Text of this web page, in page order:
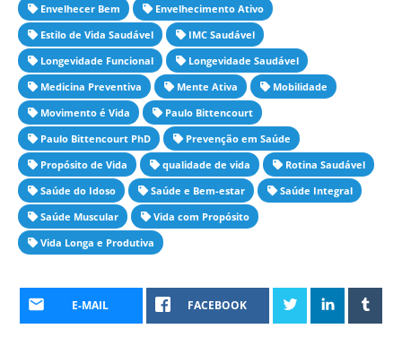
Envelhecer Bem
Envelhecimento Ativo
Estilo de Vida Saudável
IMC Saudável
Longevidade Funcional
Longevidade Saudável
Medicina Preventiva
Mente Ativa
Mobilidade
Movimento é Vida
Paulo Bittencourt
Paulo Bittencourt PhD
Prevenção em Saúde
Propósito de Vida
qualidade de vida
Rotina Saudável
Saúde do Idoso
Saúde e Bem-estar
Saúde Integral
Saúde Muscular
Vida com Propósito
Vida Longa e Produtiva
E-MAIL FACEBOOK